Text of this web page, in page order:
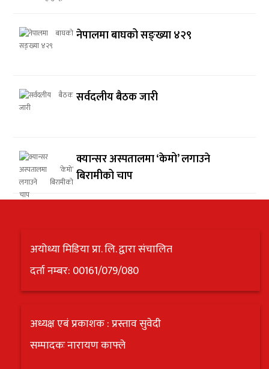
नेपालमा बाघको सङ्ख्या ४२९
सर्वदलीय बैठक जारी
क्यान्सर अस्पतालमा ‘केमो’ लगाउने
बिरामीको चाप
अयोध्या मिडिया प्रा. लि. द्वारा संचालित
दर्ता नम्बर: 00161/079/080
अध्यक्ष एबं प्रकाशक : प्रस्ताव सुवेदी
सम्पादकः नारायण काफ्ले